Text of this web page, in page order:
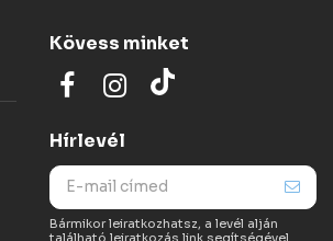
Kövess minket
Hírlevél
Bármikor leiratkozhatsz, a levél alján
található leiratkozás link segítségével.